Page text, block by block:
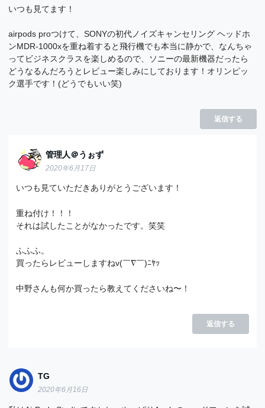
いつも見てます！
airpods proつけて、SONYの初代ノイズキャンセリング ヘッドホ
ンMDR-1000xを重ね着すると飛行機でも本当に静かで、なんちゃ
ってビジネスクラスを楽しめるので、ソニーの最新機器だったら
どうなるんだろうとレビュー楽しみにしております！オリンピッ
ク選手です！(どうでもいい笑)
返信する
管理人＠うぉず
2020年6月17日
いつも見ていただきありがとうございます！
重ね付け！！！
それは試したことがなかったです。笑笑
ふふふ。
買ったらレビューしますねv(￣∇￣)ﾆﾔｯ
中野さんも何か買ったら教えてくださいね〜！
返信する
TG
2020年6月16日